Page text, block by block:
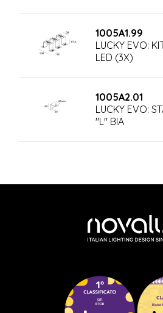
1005A1.99
LUCKY EVO:
LED (3X)
1005A2.01
LUCKY EVO:
"L" BIA